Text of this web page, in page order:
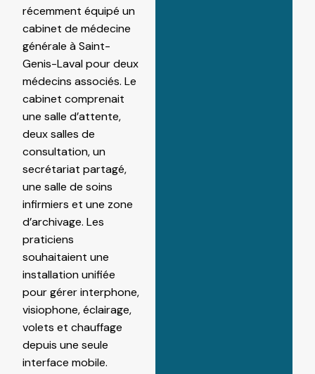
récemment équipé un
cabinet de médecine
générale à Saint-
Genis-Laval pour deux
médecins associés. Le
cabinet comprenait
une salle d’attente,
deux salles de
consultation, un
secrétariat partagé,
une salle de soins
infirmiers et une zone
d’archivage. Les
praticiens
souhaitaient une
installation unifiée
pour gérer interphone,
visiophone, éclairage,
volets et chauffage
depuis une seule
interface mobile.